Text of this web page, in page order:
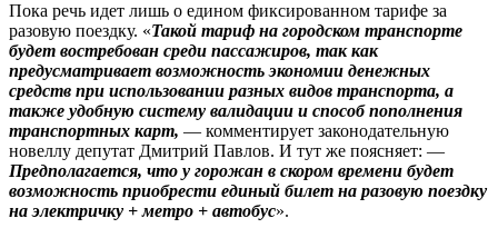
Пока речь идет лишь о едином фиксированном тарифе за
разовую поездку. «Такой тариф на городском транспорте
будет востребован среди пассажиров, так как
предусматривает возможность экономии денежных
средств при использовании разных видов транспорта, а
также удобную систему валидации и способ пополнения
транспортных карт, — комментирует законодательную
новеллу депутат Дмитрий Павлов. И тут же поясняет: —
Предполагается, что у горожан в скором времени будет
возможность приобрести единый билет на разовую поездку
на электричку + метро + автобус».